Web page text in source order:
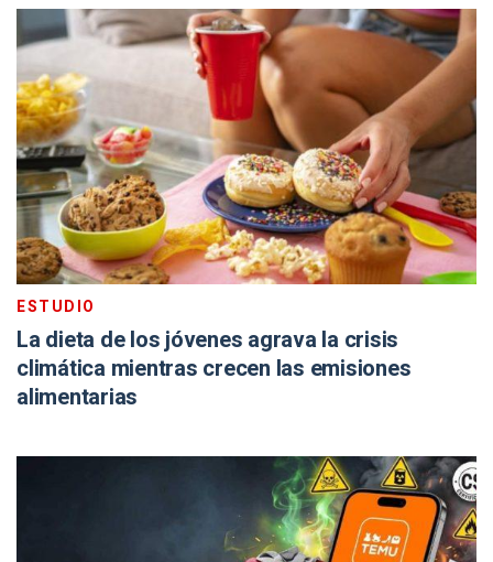
ESTUDIO
La dieta de los jóvenes agrava la crisis
climática mientras crecen las emisiones
alimentarias